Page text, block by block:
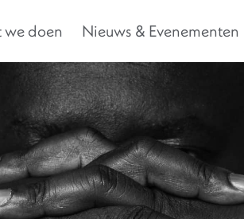
we doen Nieuws & Evenementen